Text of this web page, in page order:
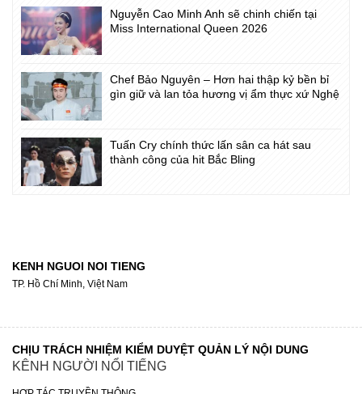
Nguyễn Cao Minh Anh sẽ chinh chiến tại
Miss International Queen 2026
Chef Bảo Nguyên – Hơn hai thập kỷ bền bỉ
gìn giữ và lan tỏa hương vị ẩm thực xứ Nghệ
Tuấn Cry chính thức lấn sân ca hát sau
thành công của hit Bắc Bling
KENH NGUOI NOI TIENG
TP. Hồ Chí Minh, Việt Nam
CHỊU TRÁCH NHIỆM KIỂM DUYỆT QUẢN LÝ NỘI DUNG
KÊNH NGƯỜI NỔI TIẾNG